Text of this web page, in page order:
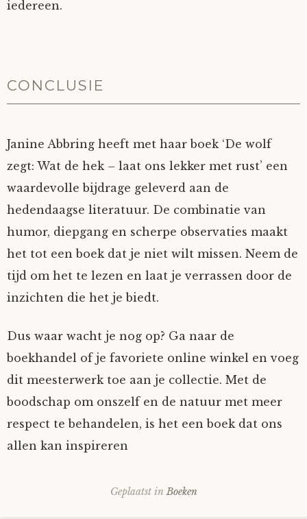
iedereen.
CONCLUSIE
Janine Abbring heeft met haar boek ‘De wolf
zegt: Wat de hek – laat ons lekker met rust’ een
waardevolle bijdrage geleverd aan de
hedendaagse literatuur. De combinatie van
humor, diepgang en scherpe observaties maakt
het tot een boek dat je niet wilt missen. Neem de
tijd om het te lezen en laat je verrassen door de
inzichten die het je biedt.
Dus waar wacht je nog op? Ga naar de
boekhandel of je favoriete online winkel en voeg
dit meesterwerk toe aan je collectie. Met de
boodschap om onszelf en de natuur met meer
respect te behandelen, is het een boek dat ons
allen kan inspireren
Geplaatst in Boeken